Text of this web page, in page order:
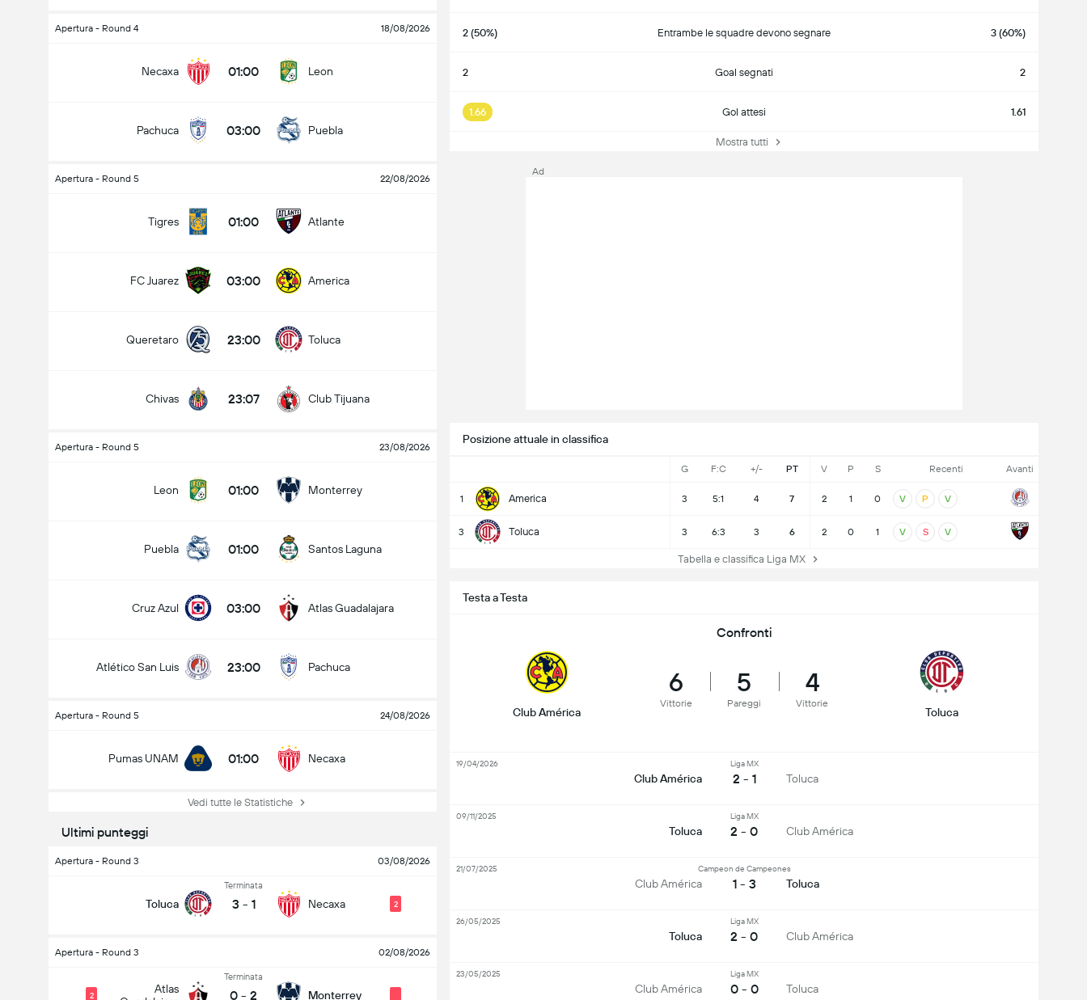
Apertura - Round 4 18/08/2026
Necaxa 01:00 Leon
Pachuca 03:00 Puebla
Apertura - Round 5 22/08/2026
Tigres 01:00 Atlante
FC Juarez 03:00 America
Queretaro 23:00 Toluca
Chivas 23:07 Club Tijuana
Apertura - Round 5 23/08/2026
Leon 01:00 Monterrey
Puebla 01:00 Santos Laguna
Cruz Azul 03:00 Atlas Guadalajara
Atlético San Luis 23:00 Pachuca
Apertura - Round 5 24/08/2026
Pumas UNAM 01:00 Necaxa
Vedi tutte le Statistiche
Ultimi punteggi
Apertura - Round 3 03/08/2026
Toluca
Terminata
3 - 1 Necaxa 2
Apertura - Round 3 02/08/2026
Atlas
2
Terminata
0 - 2 Monterrey
2 (50%) Entrambe le squadre devono segnare 3 (60%)
2 Goal segnati 2
1.66 Gol attesi 1.61
Mostra tutti
Posizione attuale in classifica
G F:C +/- PT V P S Recenti Avanti
1 America 3 5:1 4 7 2 1 0 V P V
3 Toluca 3 6:3 3 6 2 0 1 V S V
Tabella e classifica Liga MX
Testa a Testa
Confronti
Club América
6
Vittorie
5
Pareggi
4
Vittorie
Toluca
Club América
Liga MX
2 - 1 Toluca
19/04/2026
Toluca
Liga MX
2 - 0 Club América
09/11/2025
Club América
Campeon de Campeones
1 - 3 Toluca
21/07/2025
Toluca
Liga MX
2 - 0 Club América
26/05/2025
Club América
Liga MX
0 - 0 Toluca
23/05/2025
Ad